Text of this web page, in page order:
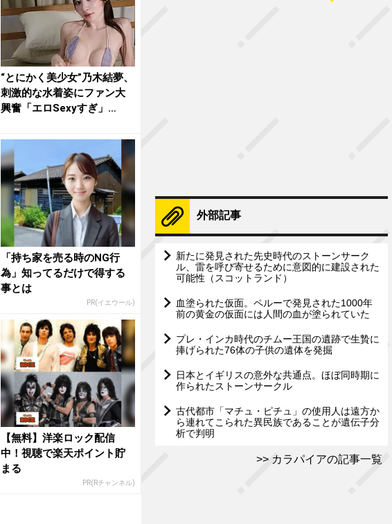
“とにかく美少女”乃木結夢、
刺激的な水着姿にファン大
興奮「エロSexyすぎ」
「持ち家を売る時のNG行
為」知ってるだけで得する
事とは
PR(イエウール)
【無料】洋楽ロック配信
中！視聴で楽天ポイント貯
まる
PR(Rチャンネル)
外部記事
新たに発見された先史時代のストーンサーク
ル、雷を呼び寄せるために意図的に建設された
可能性（スコットランド）
血塗られた仮面。ペルーで発見された1000年
前の黄金の仮面には人間の血が塗られていた
プレ・インカ時代のチムー王国の遺跡で生贄に
捧げられた76体の子供の遺体を発掘
日本とイギリスの意外な共通点。ほぼ同時期に
作られたストーンサークル
古代都市「マチュ・ピチュ」の使用人は遠方か
ら連れてこられた異民族であることが遺伝子分
析で判明
カラパイアの記事一覧